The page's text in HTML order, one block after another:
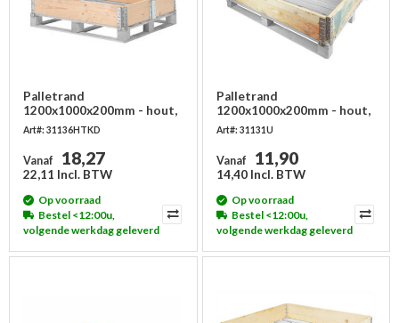
Palletrand
1200x1000x200mm - hout,
6 scharnieren
Art#: 31136HTKD
Vanaf 18,27
22,11 Incl. BTW
Op voorraad
Bestel <12:00u,
volgende werkdag geleverd
Palletrand
1200x1000x200mm - hout,
4 scharnieren, gebruikt
Art#: 31131U
Vanaf 11,90
14,40 Incl. BTW
Op voorraad
Bestel <12:00u,
volgende werkdag geleverd